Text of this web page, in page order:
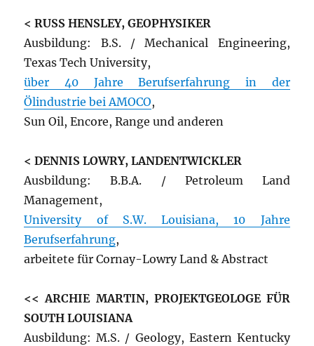
< RUSS HENSLEY, GEOPHYSIKER
Ausbildung: B.S. / Mechanical Engineering,
Texas Tech University,
über 40 Jahre Berufserfahrung in der
Ölindustrie bei AMOCO,
Sun Oil, Encore, Range und anderen
< DENNIS LOWRY, LANDENTWICKLER
Ausbildung: B.B.A. / Petroleum Land
Management,
University of S.W. Louisiana, 10 Jahre
Berufserfahrung,
arbeitete für Cornay-Lowry Land & Abstract
<< ARCHIE MARTIN, PROJEKTGEOLOGE FÜR
SOUTH LOUISIANA
Ausbildung: M.S. / Geology, Eastern Kentucky